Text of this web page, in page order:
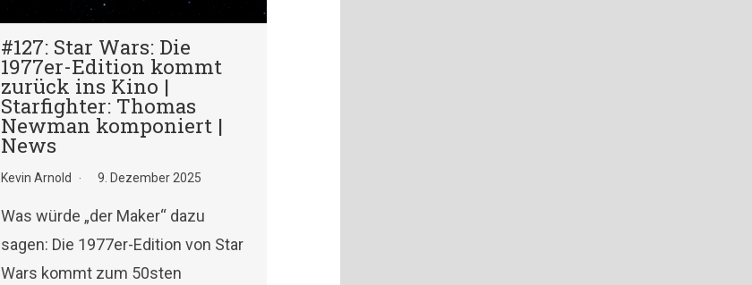
#127: Star Wars: Die
1977er-Edition kommt
zurück ins Kino |
Starfighter: Thomas
Newman komponiert |
News
Kevin Arnold 9. Dezember 2025
Was würde „der Maker“ dazu
sagen: Die 1977er-Edition von Star
Wars kommt zum 50sten